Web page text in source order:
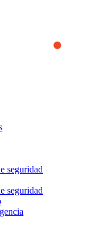
the best experience
you accept
website is used and
or to find out how
seguridad
seguridad